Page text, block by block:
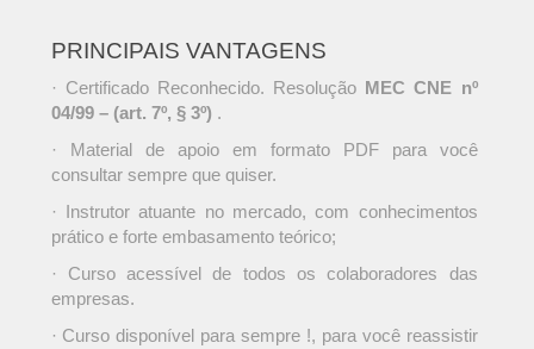
PRINCIPAIS VANTAGENS
· Certificado Reconhecido. Resolução MEC CNE nº
04/99 – (art. 7º, § 3º) .
· Material de apoio em formato PDF para você
consultar sempre que quiser.
· Instrutor atuante no mercado, com conhecimentos
prático e forte embasamento teórico;
· Curso acessível de todos os colaboradores das
empresas.
· Curso disponível para sempre !, para você reassistir